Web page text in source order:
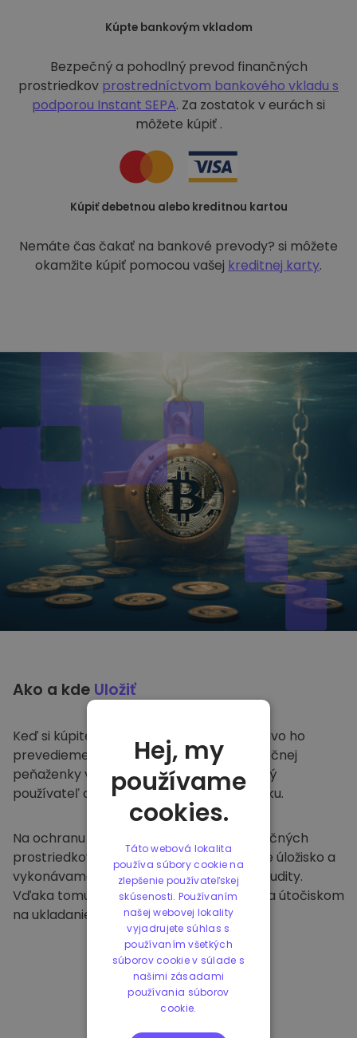
Kúpte bankovým vkladom
Bezpečný a pohodlný prevod finančných
prostriedkov prostredníctvom bankového vkladu s
podporou Instant SEPA. Za zostatok v eurách si
môžete kúpiť .
Kúpiť debetnou alebo kreditnou kartou
Nemáte čas čakať na bankové prevody? si môžete
okamžite kúpiť pomocou vašej kreditnej karty.
Ako a kde Uložiť
Keď si kúpite na Kriptomat
, bezproblémovo ho
prevedieme do vašej vyhradenej a bezpečnej
peňaženky v rámci našej platformy. Každý
používateľ dostane individuálnu peňaženku.
Na ochranu našich zákazníkov a ich finančných
prostriedkov ponúkame bezpečné offline úložisko a
vykonávame pravidelné bezpečnostné audity.
Vďaka tomuto prístupu je naša platforma útočiskom
na ukladanie a iných kryptomien.
Hej, my
používame
cookies.
Táto webová lokalita
používa súbory cookie na
zlepšenie používateľskej
skúsenosti. Používaním
našej webovej lokality
vyjadrujete súhlas s
používaním všetkých
súborov cookie v súlade s
našimi zásadami
používania súborov
cookie.